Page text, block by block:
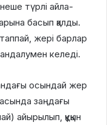
түрлі айла-
басып қалды.
жері барлар
келеді.
осындай жер
заңдағы
айырылып, құқын